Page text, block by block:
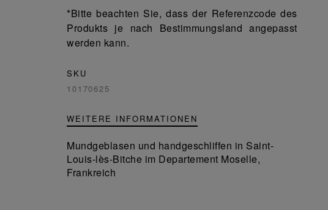
*Bitte beachten Sie, dass der Referenzcode des
Produkts je nach Bestimmungsland angepasst
werden kann.
SKU
10170625
WEITERE INFORMATIONEN
Mundgeblasen und handgeschliffen in Saint-
Louis-lès-Bitche im Departement Moselle,
Frankreich